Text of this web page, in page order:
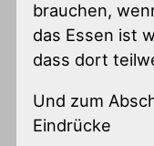
brauchen,
das Essen ist
dass dort
Und zum
Eindrücke